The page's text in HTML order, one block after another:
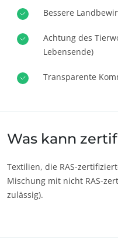
Vereinigte
Staaten
Europa
Frankreich
Rumänien
Schweiz (Deutsch)
Serbien (Serbisch)
Spanien
Bessere
Achtung des
Lebensende)
Transparente
Was kann
Textilien, die RAS-
Mischung mit nicht RAS-
zulässig).